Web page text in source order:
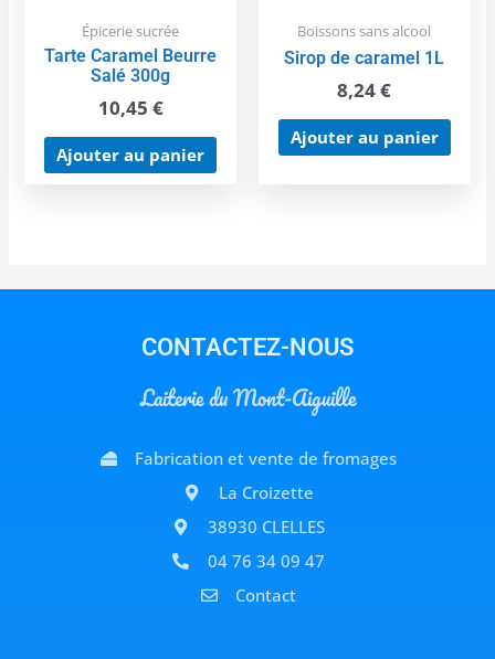
Épicerie sucrée
Tarte Caramel Beurre
Salé 300g
10,45 €
Ajouter au panier
Boissons sans alcool
Sirop de caramel 1L
8,24€
Ajouter au panier
CONTACTEZ-NOUS
Laiterie du Mont-Aiguille
Fabrication et vente de fromages
La Croizette
38930 CLELLES
04 76 34 09 47
Contact